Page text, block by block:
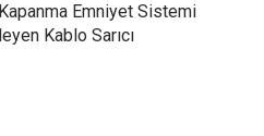
Emniyet Sistemi
Kablo Sarıcı